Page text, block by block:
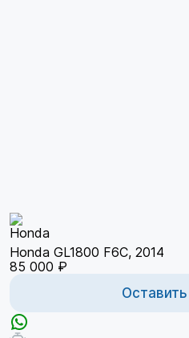
Honda GL1800 F6C, 2014
85 000 ₽